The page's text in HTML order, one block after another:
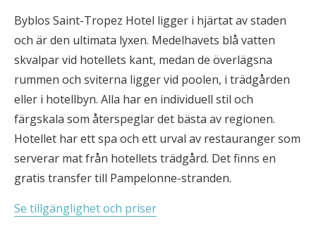
Byblos Saint-Tropez Hotel ligger i hjärtat av staden
och är den ultimata lyxen. Medelhavets blå vatten
skvalpar vid hotellets kant, medan de överlägsna
rummen och sviterna ligger vid poolen, i trädgården
eller i hotellbyn. Alla har en individuell stil och
färgskala som återspeglar det bästa av regionen.
Hotellet har ett spa och ett urval av restauranger som
serverar mat från hotellets trädgård. Det finns en
gratis transfer till Pampelonne-stranden.
Se tillgänglighet och priser